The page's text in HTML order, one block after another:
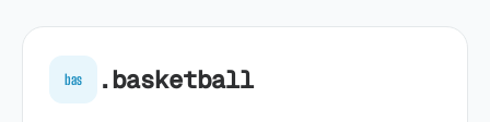
bas .basketball